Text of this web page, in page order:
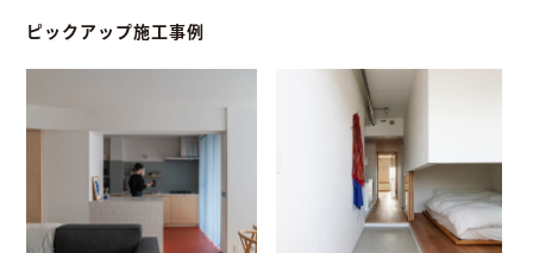
ピックアップ施工事例